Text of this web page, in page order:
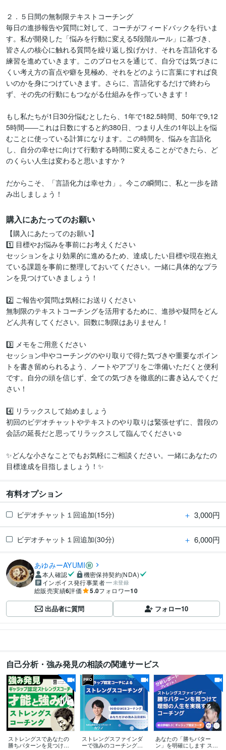
２．５日間の無制限テキストコーチング
毎日の進捗報告や質問に対して、コーチがフィードバックを行いま
す。私が開発した「悩みを行動に変える5段階ルール」に基づき、
皆さんの核心に触れる質問を繰り返し投げかけ、それを言語化する
練習を進めていきます。このプロセスを通じて、自分では気づきに
くい考え方の盲点や癖を見極め、それをどのように言葉にすれば良
いのかを身につけていきます。さらに、言語化するだけで終わら
ず、その先の行動にもつながる仕組みを作っていきます！
もし私たちが1日30分悩むとしたら、1年で182.5時間、50年で9,12
5時間――これは日数にすると約380日、つまり人生の1年以上を悩
むことに使っている計算になります。この時間を、悩みを言語化
し、自分の幸せに向けて行動する時間に変えることができたら、ど
のくらい人生は変わると思いますか？
だからこそ、「言語化力は幸せ力」。今この瞬間に、私と一歩を踏
み出しましょう！
購入にあたってのお願い
【購入にあたってのお願い】
1️⃣ 目標やお悩みを事前にお考えください
セッションをより効果的に進めるため、達成したい目標や現在抱え
ている課題を事前に整理しておいてください。一緒に具体的なプラ
ンを見つけていきましょう！
2️⃣ ご報告や質問は気軽にお送りください
無制限のテキストコーチングを活用するために、進捗や疑問をどん
どん共有してください。回数に制限はありません！
3️⃣ メモをご用意ください
セッション中やコーチングのやり取りで得た気づきや重要なポイン
トを書き留められるよう、ノートやアプリをご準備いただくと便利
です。自分の頭を信じず、全ての気づきを徹底的に書き込んでくだ
さい！
4️⃣ リラックスして始めましょう
初回のビデオチャットやテキストのやり取りは緊張せずに、普段の
会話の延長だと思ってリラックスして臨んでください☺️
✨どんな小さなことでもお気軽にご相談ください。一緒にあなたの
目標達成を目指しましょう！✨
有料オプション
ビデオチャット１回追加(15分) ＋ 3,000円
ビデオチャット１回追加(30分) ＋ 6,000円
あゆみーAYUMI
本人確認
機密保持契約(NDA)
インボイス発行事業者
未登録
総販売実績6評価 5.0フォロワー10
出品者に質問 フォロー10
自己分析・強み発見の相談の関連サービス
ストレングスであなたの
勝ちパターンを見つけま
ストレングスファインダ
ーで強みのコーチングを
あなたの「勝ちパター
ン」を明確にします スト